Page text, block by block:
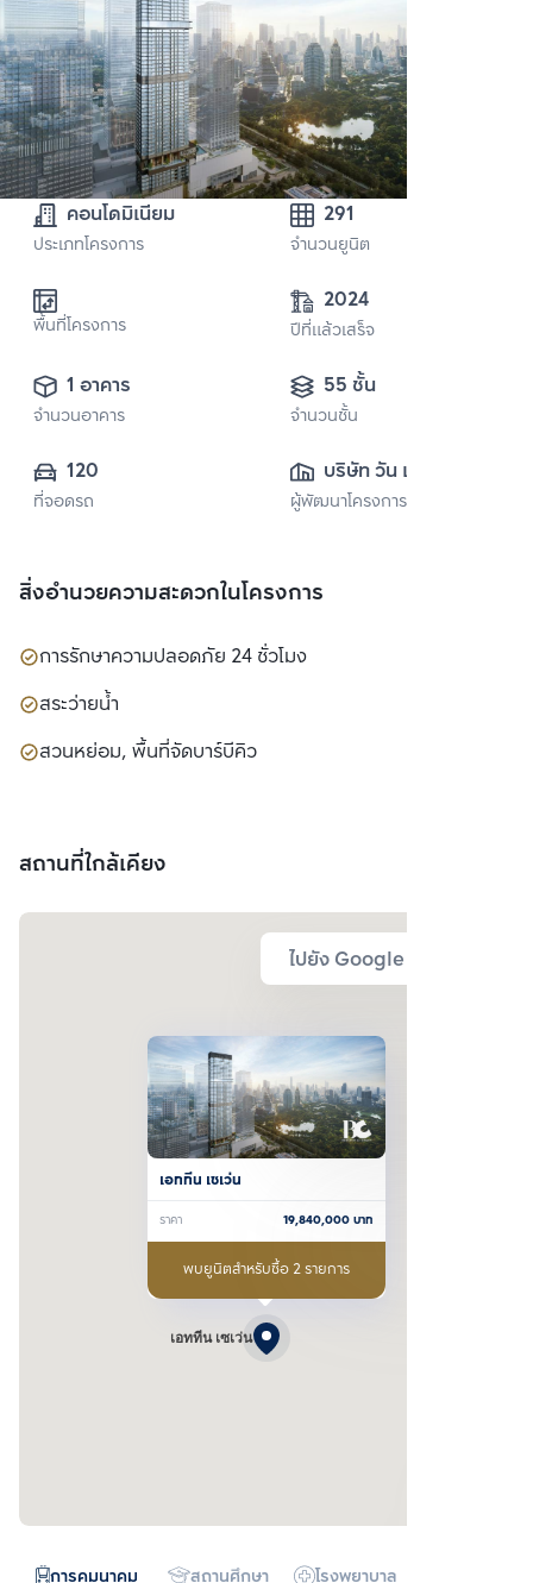
คอนโดมิเนียม
ประเภทโครงการ
291
จำนวนยูนิต
พื้นที่โครงการ
2024
ปีที่แล้วเสร็จ
1 อาคาร
จำนวนอาคาร
55 ชั้น
จำนวนชั้น
120
ที่จอดรถ
บริษัท วัน แบงค็อก
จำกัด
ผู้พัฒนาโครงการ
สิ่งอำนวยความสะดวกในโครงการ
การรักษาความปลอดภัย 24 ชั่วโมง
สระว่ายน้ำ
สวนหย่อม, พื้นที่จัดบาร์บีคิว
สถานที่ใกล้เคียง
ไปยัง Google Map
เอททีน เซเว่น
เอททีน เซเว่น
ราคา 19,840,000บาท
พบยูนิตสำหรับซื้อ 2 รายการ